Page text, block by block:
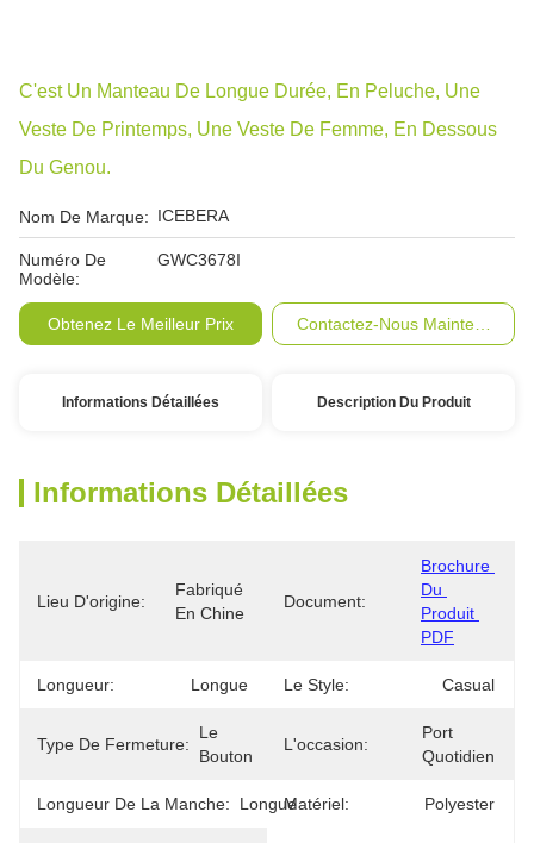
C'est Un Manteau De Longue Durée, En Peluche, Une
Veste De Printemps, Une Veste De Femme, En Dessous
Du Genou.
Nom De Marque: ICEBERA
Numéro De
Modèle:
GWC3678I
Obtenez Le Meilleur Prix Contactez-Nous Maintenant
Informations Détaillées Description Du Produit
Informations Détaillées
Lieu D'origine:
Fabriqué
En Chine
Document:
Brochure
Du
Produit
PDF
Longueur: Longue Le Style: Casual
Type De Fermeture:
Le
Bouton
L'occasion:
Port
Quotidien
Longueur De La Manche: LongueMatériel: Polyester